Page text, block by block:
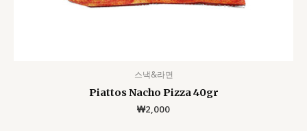
스낵&라면
Piattos Nacho Pizza 40gr
₩2,000